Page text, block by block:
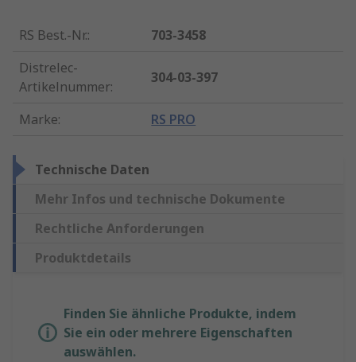
RS Best.-Nr.:
703-3458
Distrelec-
Artikelnummer:
304-03-397
Marke: RS PRO
Technische Daten
Mehr Infos und technische Dokumente
Rechtliche Anforderungen
Produktdetails
Finden Sie ähnliche Produkte, indem
Sie ein oder mehrere Eigenschaften
auswählen.